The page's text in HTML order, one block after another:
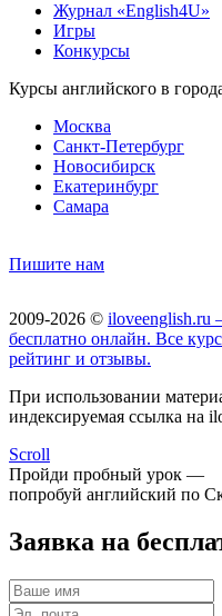
Журнал «English4U»
Игры
Конкурсы
Курсы английского в
Москва
Санкт-Петербург
Новосибирск
Екатеринбург
Самара
Пишите нам
2009-2026 © iloveenglish.ru
бесплатно онлайн. Все
рейтинг и отзывы.
При использовании
индексируемая ссылка на
Scroll
Пройди пробный урок —
попробуй английский по
Заявка на